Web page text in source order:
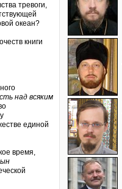
тревоги,
океан?
книги
над всяким
единой
время,